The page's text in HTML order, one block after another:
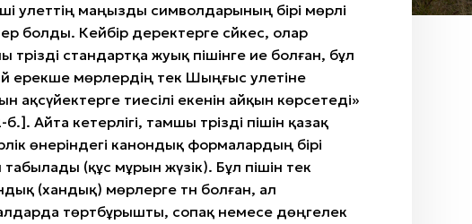
әулеттің маңызды символдарының бірі мөрлі
болды. Кейбір деректерге сәйкес, олар
тәрізді стандартқа жуық пішінге ие болған, бұл
ерекше мөрлердің тек Шыңғыс әулетіне
ақсүйектерге тиесілі екенін айқын көрсетеді»
б.]. Айта кетерлігі, тамшы тәрізді пішін қазақ
өнеріндегі канондық формалардың бірі
(құс мұрын жүзік). Бұл пішін тек
(хандық) мөрлерге тән болған, ал
төртбұрышты, сопақ немесе дөңгелек